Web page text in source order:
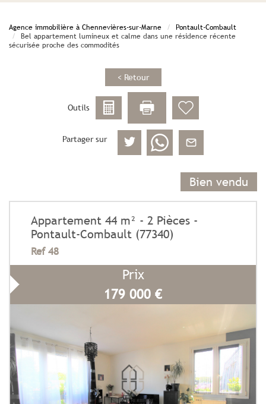
Agence immobilière à Chennevières-sur-Marne
Pontault-Combault
Bel appartement lumineux et calme dans une résidence récente
sécurisée proche des commodités
< Retour
Outils
Partager sur
Bien vendu
Appartement 44 m² - 2 Pièces -
Pontault-Combault (77340)
Ref 48
Prix
179 000 €